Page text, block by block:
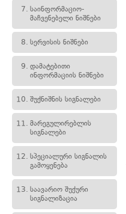
7. საინფორმაციო-
მაჩვენებელი ნიშნები
8. სერვისის ნიშნები
9. დამატებითი
ინფორმაციის ნიშნები
10. შუქნიშნის სიგნალები
11. მარეგულირებლის
სიგნალები
12. სპეციალური სიგნალის
გამოყენება
13. საავარიო შუქური
სიგნალიზაცია